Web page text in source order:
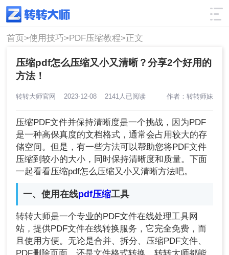
使用技巧 筛选
首页>使用技巧>PDF压缩教程>正文
压缩pdf怎么压缩又小又清晰？分享2个好用的
方法！
转转大师官网 2023-12-08 2141人已阅读 作者：转转师妹
压缩PDF文件并保持清晰度是一个挑战，因为PDF
是一种高保真度的文档格式，通常会占用较大的存
储空间。但是，有一些方法可以帮助您将PDF文件
压缩到较小的大小，同时保持清晰度和质量。下面
一起看看压缩pdf怎么压缩又小又清晰方法吧。
一、使用在线pdf压缩工具
转转大师是一个专业的PDF文件在线处理工具网
站，提供PDF文件在线转换服务，它完全免费，而
且使用方便。无论是合并、拆分、压缩PDF文件、